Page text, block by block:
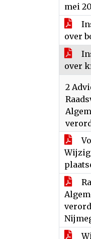
mei
over
over
2